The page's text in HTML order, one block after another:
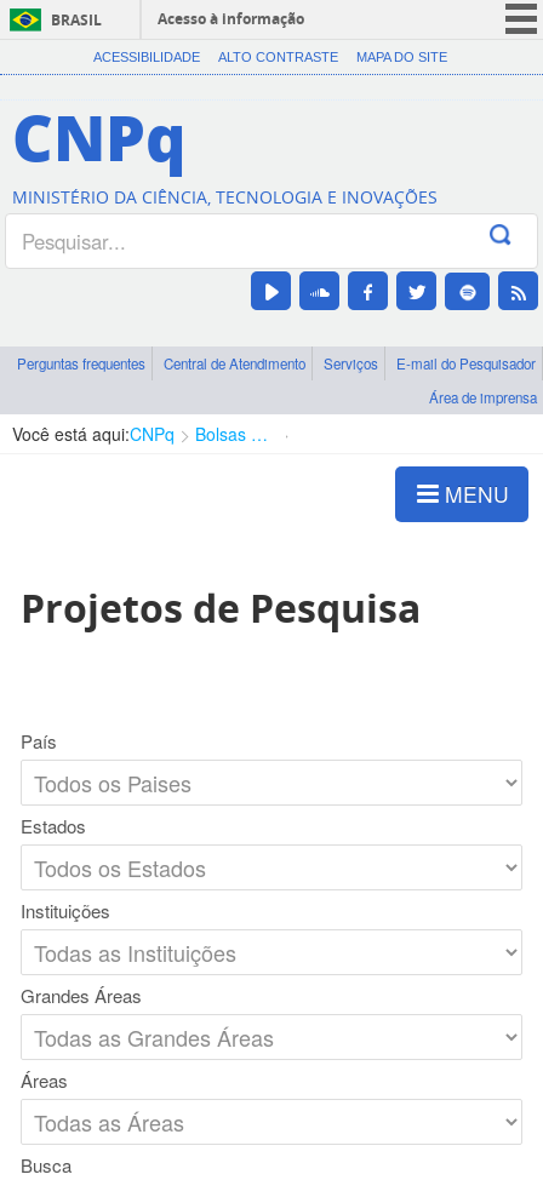
BRASIL
Acesso à informação
CORONAVÍRUS (COVID-19)
Canais
ACESSIBILIDADE ALTO CONTRASTE MAPA DO SITE
CNPq
MINISTÉRIO DA CIÊNCIA, TECNOLOGIA E INOVAÇÕES
Perguntas frequentes Central de Atendimento Serviços
E-mail do Pesquisador
Área de imprensa
Você está aqui:CNPq Bolsas e Auxílios Vigentes
MENU
Projetos de Pesquisa
País
Estados
Instituições
Grandes Áreas
Áreas
Busca